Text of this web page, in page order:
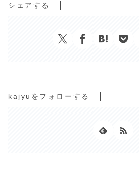
シェアする
kajyuをフォローする